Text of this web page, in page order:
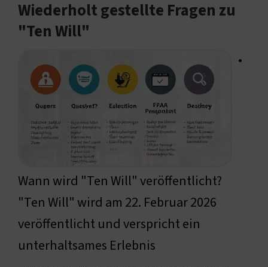
Wiederholt gestellte Fragen zu
"Ten Will"
•
Wann wird "Ten Will" veröffentlicht?
"Ten Will" wird am 22. Februar 2026
veröffentlicht und verspricht ein
unterhaltsames Erlebnis